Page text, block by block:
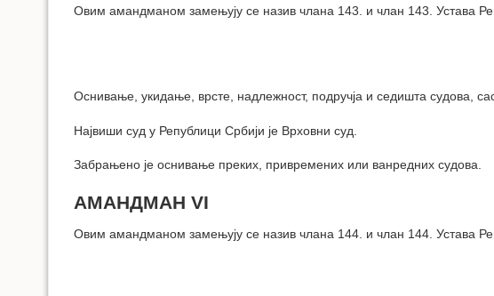
Овим амандманом замењују се назив члана 143. и члан 143. Устава
Оснивање, укидање, врсте, надлежност, подручја и седишта судова,
Највиши суд у Републици Србији је Врховни суд.
Забрањено је оснивање преких, привремених или ванредних судова.
АМАНДМАН VI
Овим амандманом замењују се назив члана 144. и члан 144. Устава